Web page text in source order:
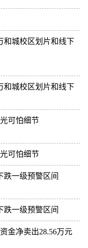
和城校区划片和线下
和城校区划片和线下
可怕细节
可怕细节
跌一级预警区间
跌一级预警区间
金净卖出28.56万元